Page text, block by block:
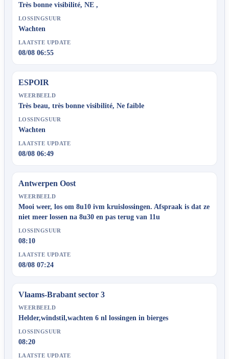
Très bonne visibilité, NE ,
LOSSINGSUUR
Wachten
LAATSTE UPDATE
08/08 06:55
ESPOIR
WEERBEELD
Très beau, très bonne visibilité, Ne faible
LOSSINGSUUR
Wachten
LAATSTE UPDATE
08/08 06:49
Antwerpen Oost
WEERBEELD
Mooi weer, los om 8u10 ivm kruislossingen. Afspraak is dat ze
niet meer lossen na 8u30 en pas terug van 11u
LOSSINGSUUR
08:10
LAATSTE UPDATE
08/08 07:24
Vlaams-Brabant sector 3
WEERBEELD
Helder,windstil,wachten 6 nl lossingen in bierges
LOSSINGSUUR
08:20
LAATSTE UPDATE